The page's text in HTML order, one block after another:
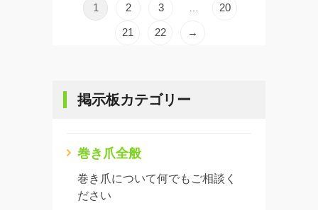
1 2 3 20
21 22 →
掲示板カテゴリー
巻き爪全般
巻き爪について何でもご相談く
ださい